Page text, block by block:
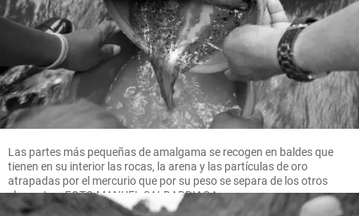
Las partes más pequeñas de amalgama se recogen en baldes que
tienen en su interior las rocas, la arena y las partículas de oro
atrapadas por el mercurio que por su peso se separa de los otros
elementos. FOTO MANUEL SALDARRIAGA